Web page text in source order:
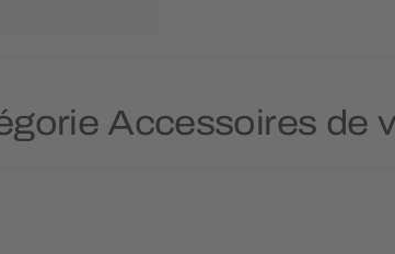
Accessoires de